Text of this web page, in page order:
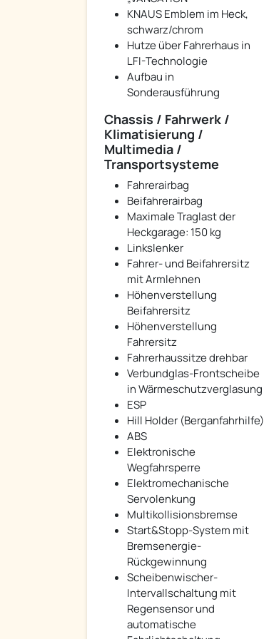
KNAUS Emblem im Heck,
schwarz/chrom
Hutze über Fahrerhaus in
LFI-Technologie
Aufbau in
Sonderausführung
Chassis / Fahrwerk /
Klimatisierung /
Multimedia /
Transportsysteme
Fahrerairbag
Beifahrerairbag
Maximale Traglast der
Heckgarage: 150 kg
Linkslenker
Fahrer- und Beifahrersitz
mit Armlehnen
Höhenverstellung
Beifahrersitz
Höhenverstellung
Fahrersitz
Fahrerhaussitze drehbar
Verbundglas-Frontscheibe
in Wärmeschutzverglasung
ESP
Hill Holder (Berganfahrhilfe)
ABS
Elektronische
Wegfahrsperre
Elektromechanische
Servolenkung
Multikollisionsbremse
Start&Stopp-System mit
Bremsenergie-
Rückgewinnung
Scheibenwischer-
Intervallschaltung mit
Regensensor und
automatische